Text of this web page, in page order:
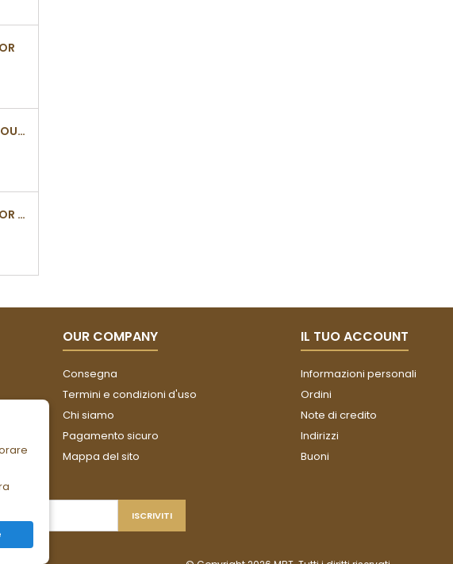
HOUSSE NOIRE POUR STYLOS
STYLO SLIMLINE OR - BARRETTE PLATE
OUR COMPANY
Consegna
Termini e condizioni d'uso
Chi siamo
Pagamento sicuro
Mappa del sito
IL TUO ACCOUNT
Informazioni personali
Ordini
Note di credito
Indirizzi
Buoni